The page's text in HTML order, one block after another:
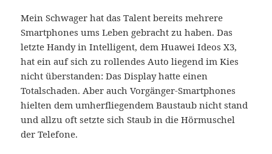
Mein Schwager hat das Talent bereits mehrere
Smartphones ums Leben gebracht zu haben. Das
letzte Handy in Intelligent, dem Huawei Ideos X3,
hat ein auf sich zu rollendes Auto liegend im Kies
nicht überstanden: Das Display hatte einen
Totalschaden. Aber auch Vorgänger-Smartphones
hielten dem umherfliegendem Baustaub nicht stand
und allzu oft setzte sich Staub in die Hörmuschel
der Telefone.